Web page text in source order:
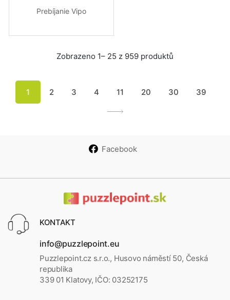
Prebíjanie Vipo
Zobrazeno 1– 25 z 959 produktů
1 2 3 4 11 20 30 39
Facebook
KONTAKT
info@puzzlepoint.eu
Puzzlepoint.cz s.r.o., Husovo náměstí 50, Česká
republika
339 01 Klatovy, IČO: 03252175